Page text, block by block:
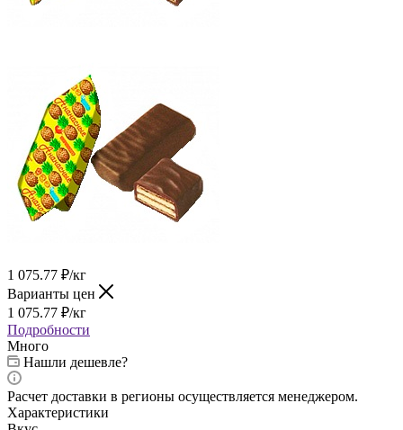
1 075.77 ₽/кг
Варианты цен
1 075.77 ₽/кг
Подробности
Много
Нашли дешевле?
Расчет доставки в регионы осуществляется менеджером.
Характеристики